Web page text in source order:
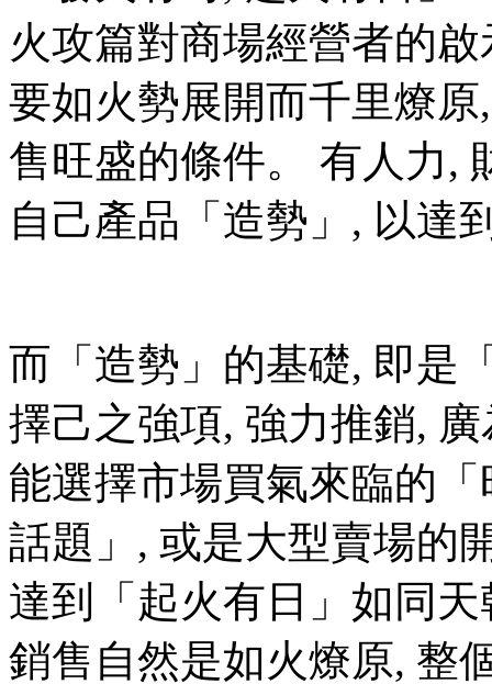
火攻篇對商場經營者的
要如火勢展開而千里燎
售旺盛的條件。 有人力,
自己產品「造勢」, 以達
而「造勢」的基礎, 即是
擇己之強項, 強力推銷,
能選擇市場買氣來臨的
話題」, 或是大型賣場的
達到「 起火有日 」如同
銷售自然是如火燎原, 整